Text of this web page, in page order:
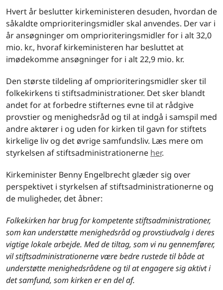
Hvert år beslutter kirkeministeren desuden, hvordan de
såkaldte omprioriteringsmidler skal anvendes. Der var i
år ansøgninger om omprioriteringsmidler for i alt 32,0
mio. kr., hvoraf kirkeministeren har besluttet at
imødekomme ansøgninger for i alt 22,9 mio. kr.
Den største tildeling af omprioriteringsmidler sker til
folkekirkens ti stiftsadministrationer. Det sker blandt
andet for at forbedre stifternes evne til at rådgive
provstier og menighedsråd og til at indgå i samspil med
andre aktører i og uden for kirken til gavn for stiftets
kirkelige liv og det øvrige samfundsliv. Læs mere om
styrkelsen af stiftsadministrationerne her.
Kirkeminister Benny Engelbrecht glæder sig over
perspektivet i styrkelsen af stiftsadministrationerne og
de muligheder, det åbner:
Folkekirken har brug for kompetente stiftsadministrationer,
som kan understøtte menighedsråd og provstiudvalg i deres
vigtige lokale arbejde. Med de tiltag, som vi nu gennemfører,
vil stiftsadministrationerne være bedre rustede til både at
understøtte menighedsrådene og til at engagere sig aktivt i
det samfund, som kirken er en del af.